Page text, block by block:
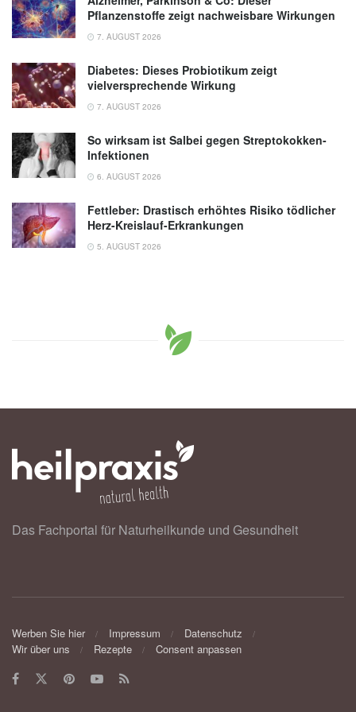
Pflanzenstoffe zeigt nachweisbare Wirkungen
7. AUGUST 2026
Diabetes: Dieses Probiotikum zeigt
vielversprechende Wirkung
7. AUGUST 2026
So wirksam ist Salbei gegen Streptokokken-
Infektionen
6. AUGUST 2026
Fettleber: Drastisch erhöhtes Risiko tödlicher
Herz-Kreislauf-Erkrankungen
5. AUGUST 2026
Das Fachportal für Naturheilkunde und Gesundheit
Werben Sie hier Impressum
Datenschutz
Wir über uns
Rezepte Consent anpassen